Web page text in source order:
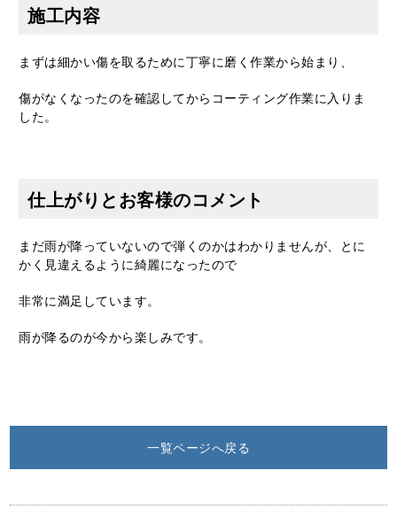
施工内容
まずは細かい傷を取るために丁寧に磨く作業から始まり、
傷がなくなったのを確認してからコーティング作業に入りま
した。
仕上がりとお客様のコメント
まだ雨が降っていないので弾くのかはわかりませんが、とに
かく見違えるように綺麗になったので
非常に満足しています。
雨が降るのが今から楽しみです。
一覧ページへ戻る